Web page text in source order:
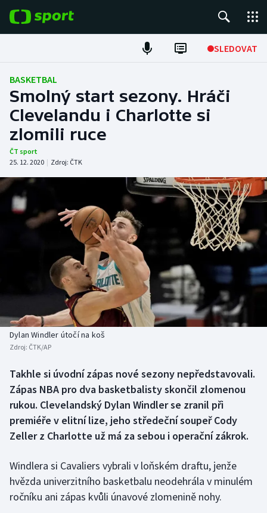
SLEDOVAT
Fotbal
Hokej
Tenis
Atletika
Cyklistika
DALŠÍ SPORTY
Americký fotbal
Baseball a softbal
Biatlon
Box
Curling
Florbal
Soutěže
Historické návraty
Aplikace ČT sport
BASKETBAL
Smolný start sezony. Hráči
Clevelandu i Charlotte si
zlomili ruce
ČT sport
25. 12. 2020 | Zdroj: ČTK
Dylan Windler útočí na koš
Zdroj: ČTK/AP
Takhle si úvodní zápas nové sezony nepředstavovali.
Zápas NBA pro dva basketbalisty skončil zlomenou
rukou. Clevelandský Dylan Windler se zranil při
premiéře v elitní lize, jeho středeční soupeř Cody
Zeller z Charlotte už má za sebou i operační zákrok.
Windlera si Cavaliers vybrali v loňském draftu, jenže
hvězda univerzitního basketbalu neodehrála v minulém
ročníku ani zápas kvůli únavové zlomenině nohy.